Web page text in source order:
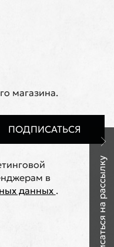
магазина.
ПОДПИСАТЬСЯ
в
данных . Подписаться на рассылку